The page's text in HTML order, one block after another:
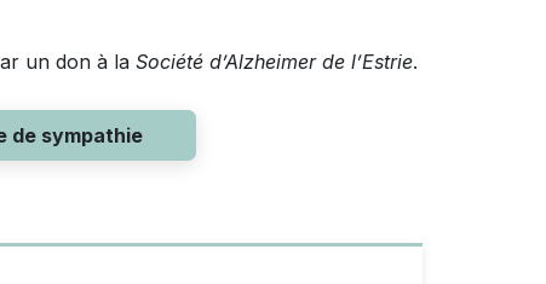
un don à la Société d’Alzheimer de l’Estrie.
de sympathie